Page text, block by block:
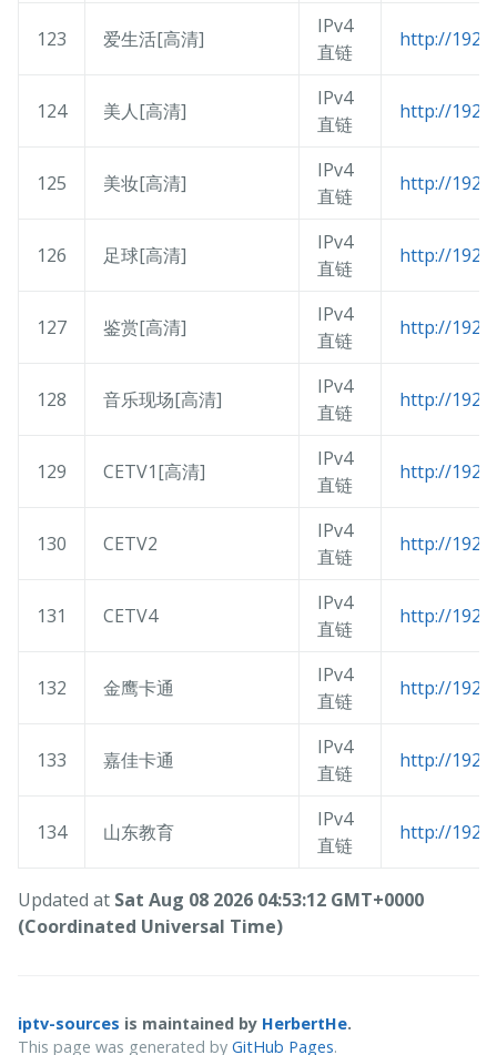
123 爱生活[高清]
IPv4
直链
http://
124 美人[高清]
IPv4
直链
http://
125 美妆[高清]
IPv4
直链
http://
126 足球[高清]
IPv4
直链
http://
127 鉴赏[高清]
IPv4
直链
http://
128 音乐现场[高清]
IPv4
直链
http://
129 CETV1[高清]
IPv4
直链
http://
130 CETV2
IPv4
直链
http://
131 CETV4
IPv4
直链
http://
132 金鹰卡通
IPv4
直链
http://
133 嘉佳卡通
IPv4
直链
http://
134 山东教育
IPv4
直链
http://
Updated at Sat Aug 08 2026 04:53:12 GMT+0000
(Coordinated Universal Time)
iptv-sources is maintained by HerbertHe.
This page was generated by GitHub Pages.